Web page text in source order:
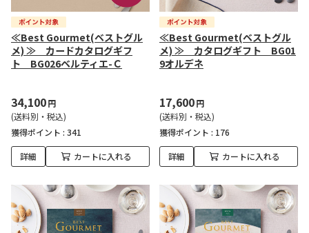
≪Best Gourmet(ベストグル
メ) ≫ カードカタログギフ
ト BG026ベルティエ-Ｃ
34,100円
(送料別・税込)
獲得ポイント : 341
詳細 カートに入れる
≪Best Gourmet(ベストグル
メ) ≫ カタログギフト BG01
9オルデネ
17,600円
(送料別・税込)
獲得ポイント : 176
詳細 カートに入れる